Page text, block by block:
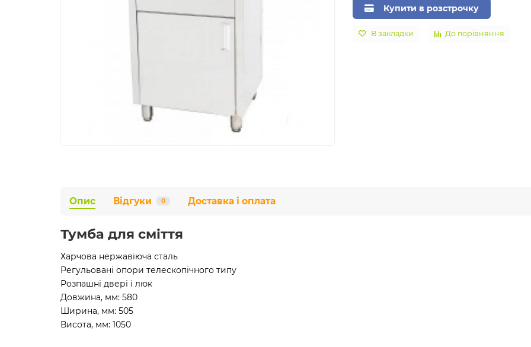
Купити в розстрочку
В закладки До порівняння
Опис Відгуки 0 Доставка і оплата
Тумба для сміття
Харчова нержавіюча сталь
Регульовані опори телескопічного типу
Розпашні двері і люк
Довжина, мм: 580
Ширина, мм: 505
Висота, мм: 1050